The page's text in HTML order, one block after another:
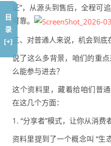
证”，从源头到售后，全程可
可靠。
三、对普通人来说，机会到底
说了这么多背景，咱们的重
么能参与进去？
这个资料里，藏着给咱们普
在这几个方面：
1. “分享者”模式，让你从消费
资料里提到了一个概念叫 “生
目
录
[+]